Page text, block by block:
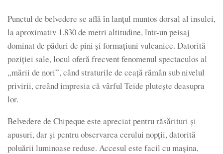
Punctul de belvedere se află în lanțul muntos dorsal al insulei,
la aproximativ 1.830 de metri altitudine, într-un peisaj
dominat de păduri de pini și formațiuni vulcanice. Datorită
poziției sale, locul oferă frecvent fenomenul spectaculos al
„mării de nori”, când straturile de ceață rămân sub nivelul
privirii, creând impresia că vârful Teide plutește deasupra
lor.
Belvedere de Chipeque este apreciat pentru răsărituri și
apusuri, dar și pentru observarea cerului nopții, datorită
poluării luminoase reduse. Accesul este facil cu mașina,